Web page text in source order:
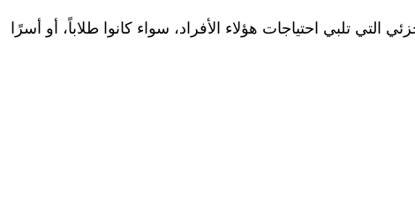
تلبي احتياجات هؤلاء الأفراد، سواء كانوا طلاباً، أو أسرًا